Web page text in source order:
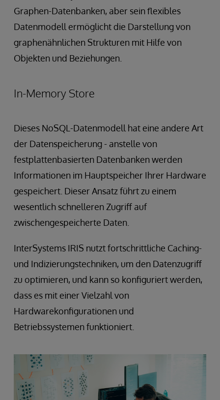
Graphen-Datenbanken, aber sein flexibles
Datenmodell ermöglicht die Darstellung von
graphenähnlichen Strukturen mit Hilfe von
Objekten und Beziehungen.
In-Memory Store
Dieses NoSQL-Datenmodell hat eine andere Art
der Datenspeicherung - anstelle von
festplattenbasierten Datenbanken werden
Informationen im Hauptspeicher Ihrer Hardware
gespeichert. Dieser Ansatz führt zu einem
wesentlich schnelleren Zugriff auf
zwischengespeicherte Daten.
InterSystems IRIS nutzt fortschrittliche Caching-
und Indizierungstechniken, um den Datenzugriff
zu optimieren, und kann so konfiguriert werden,
dass es mit einer Vielzahl von
Hardwarekonfigurationen und
Betriebssystemen funktioniert.